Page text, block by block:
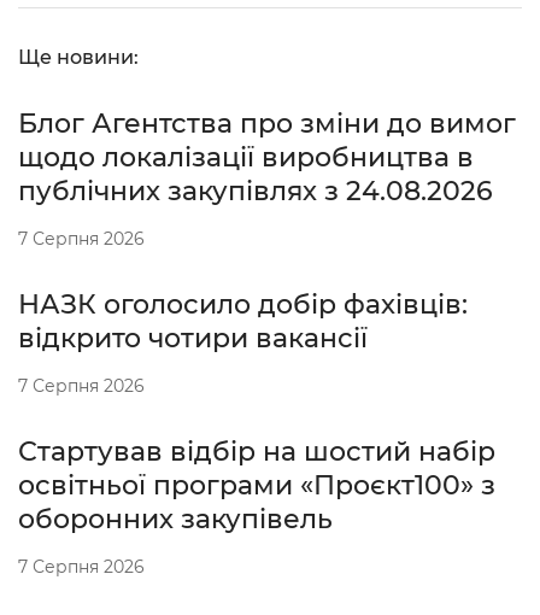
Ще новини:
Блог Агентства про зміни до вимог
щодо локалізації виробництва в
публічних закупівлях з 24.08.2026
7 Серпня 2026
НАЗК оголосило добір фахівців:
відкрито чотири вакансії
7 Серпня 2026
Стартував відбір на шостий набір
освітньої програми «Проєкт100» з
оборонних закупівель
7 Серпня 2026